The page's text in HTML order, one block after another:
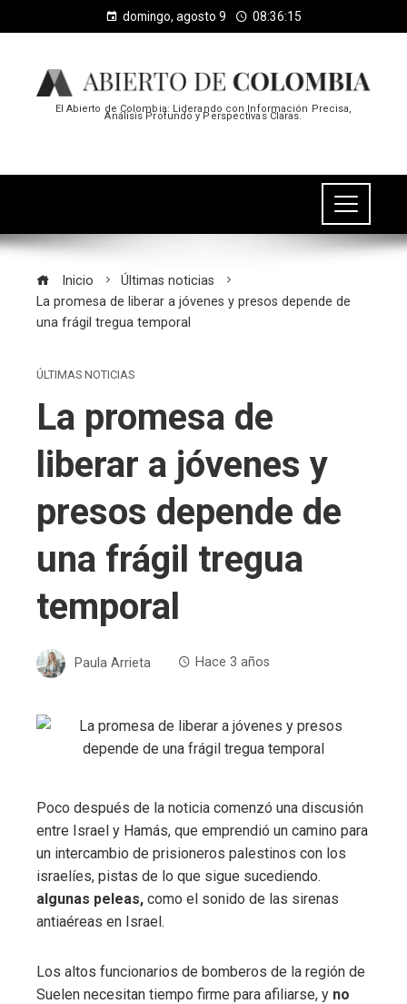
domingo, agosto 9 08:36:15
El Abierto de Colombia: Liderando con Información Precisa,
Análisis Profundo y Perspectivas Claras.
Inicio
Últimas noticias
La promesa de liberar a jóvenes y presos depende de
una frágil tregua temporal
ÚLTIMAS NOTICIAS
La promesa de
liberar a jóvenes y
presos depende de
una frágil tregua
temporal
Paula Arrieta Hace 3 años
Poco después de la noticia comenzó una discusión
entre Israel y Hamás, que emprendió un camino para
un intercambio de prisioneros palestinos con los
israelíes, pistas de lo que sigue sucediendo.
algunas peleas, como el sonido de las sirenas
antiaéreas en Israel.
Los altos funcionarios de bomberos de la región de
Suelen necesitan tiempo firme para afiliarse, y no